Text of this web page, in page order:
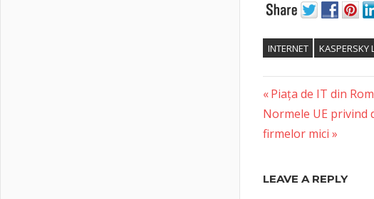
INTERNET KASPERSKY
Post
navigation
Previous
Post:
Piața de IT din
Next
Post:
Normele UE privind
firmelor mici
LEAVE A REPLY